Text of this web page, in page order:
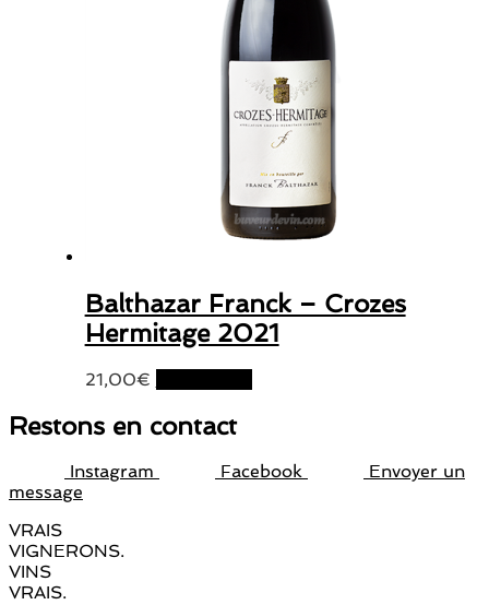
Balthazar Franck – Crozes
Hermitage 2021
21,00€
Restons en contact
Instagram Facebook
Envoyer un
message
VRAIS
VIGNERONS.
VINS
VRAIS.